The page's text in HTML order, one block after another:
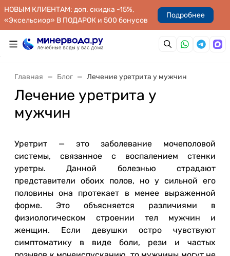
НОВЫМ КЛИЕНТАМ: доп. скидка -15%,
«Эксельсиор» В ПОДАРОК и 500 бонусов
Подробнее
Главная Блог Лечение уретрита у мужчин
Лечение уретрита у
мужчин
Уретрит — это заболевание мочеполовой
системы, связанное с воспалением стенки
уретры. Данной болезнью страдают
представители обоих полов, но у сильной его
половины она протекает в менее выраженной
форме. Это объясняется различиями в
физиологическом строении тел мужчин и
женщин. Если девушки остро чувствуют
симптоматику в виде боли, рези и частых